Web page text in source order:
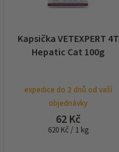
Kapsička VETEXPERT 4T
Hepatic Cat 100g
expedice do 2 dnů od vaší
objednávky
62 Kč
Měrná
620 Kč / 1 kg